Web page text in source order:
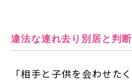
違法な連れ去り別居と判
「相手と子供を会わせた